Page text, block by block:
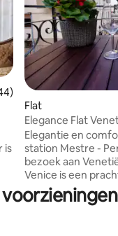
beoordeling van
is
Flat
Elegance Flat
Elegantie en
station Mestre -
bezoek aan
Venice is een
een eigen ingang,
centrale en